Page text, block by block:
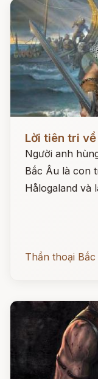
Lời tiên tri
Người anh
Bắc Âu là con
Hålogaland và
Thần thoại Bắc